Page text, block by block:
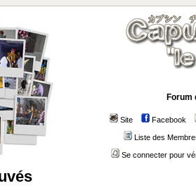
Forum
Site Facebook
Liste des
Se connecter pour